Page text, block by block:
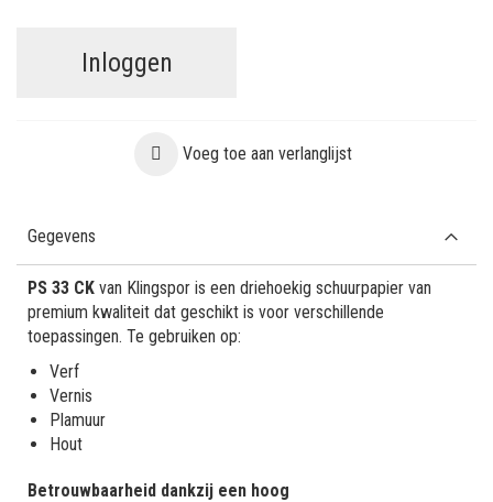
Inloggen
Voeg toe aan verlanglijst
Gegevens
PS 33 CK van Klingspor is een driehoekig schuurpapier van
premium kwaliteit dat geschikt is voor verschillende
toepassingen. Te gebruiken op:
Verf
Vernis
Plamuur
Hout
Betrouwbaarheid dankzij een hoog